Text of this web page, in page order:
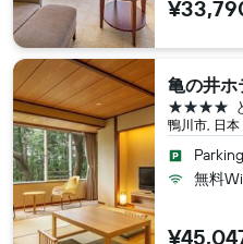
亀の井ホ
鴨川市, 日本
4つ星
Parking
無料